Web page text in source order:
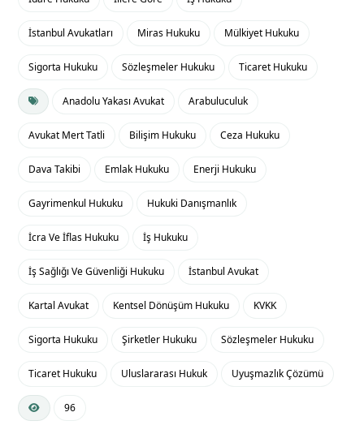
İstanbul Avukatları Miras Hukuku Mülkiyet Hukuku
Sigorta Hukuku Sözleşmeler Hukuku Ticaret Hukuku
Anadolu Yakası Avukat Arabuluculuk
Avukat Mert Tatli Bilişim Hukuku Ceza Hukuku
Dava Takibi Emlak Hukuku Enerji Hukuku
Gayrimenkul Hukuku Hukuki Danışmanlık
İcra Ve İflas Hukuku İş Hukuku
İş Sağlığı Ve Güvenliği Hukuku İstanbul Avukat
Kartal Avukat Kentsel Dönüşüm Hukuku KVKK
Sigorta Hukuku Şirketler Hukuku Sözleşmeler Hukuku
Ticaret Hukuku Uluslararası Hukuk Uyuşmazlık Çözümü
96